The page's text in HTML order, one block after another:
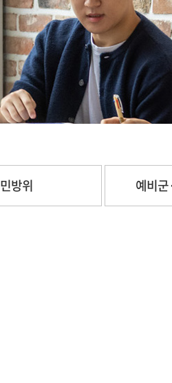
민방위 예비